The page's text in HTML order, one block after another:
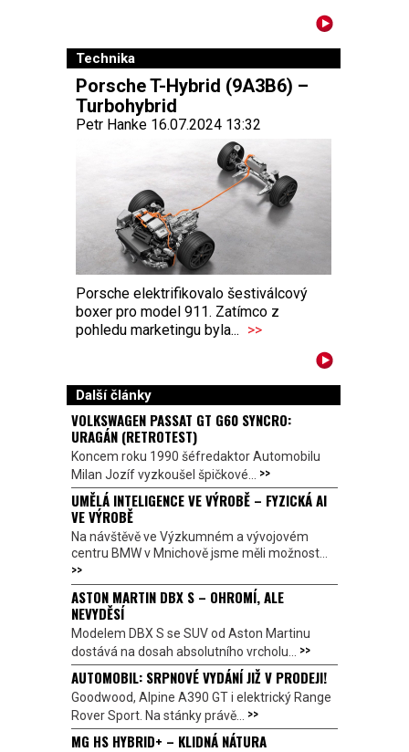
Technika
Porsche T-Hybrid (9A3B6) –
Turbohybrid
Petr Hanke 16.07.2024 13:32
Porsche elektrifikovalo šestiválcový
boxer pro model 911. Zatímco z
pohledu marketingu byla... >>
Další články
VOLKSWAGEN PASSAT GT G60 SYNCRO:
URAGÁN (RETROTEST)
Koncem roku 1990 šéfredaktor Automobilu
Milan Jozíf vyzkoušel špičkové... >>
UMĚLÁ INTELIGENCE VE VÝROBĚ – FYZICKÁ AI
VE VÝROBĚ
Na návštěvě ve Výzkumném a vývojovém
centru BMW v Mnichově jsme měli možnost...
>>
ASTON MARTIN DBX S – OHROMÍ, ALE
NEVYDĚSÍ
Modelem DBX S se SUV od Aston Martinu
dostává na dosah absolutního vrcholu... >>
AUTOMOBIL: SRPNOVÉ VYDÁNÍ JIŽ V PRODEJI!
Goodwood, Alpine A390 GT i elektrický Range
Rover Sport. Na stánky právě... >>
MG HS HYBRID+ – KLIDNÁ NÁTURA